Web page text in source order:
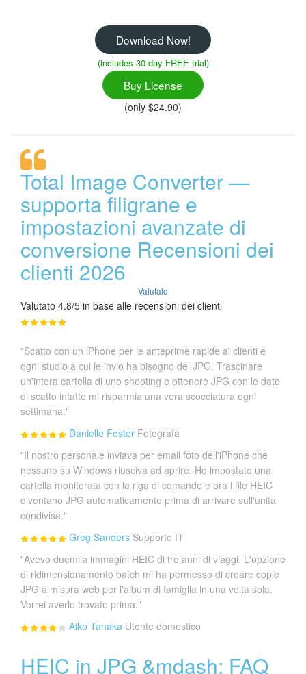
Download Now!
(includes 30 day FREE trial)
Buy License
(only $24.90)
Total Image Converter —
supporta filigrane e
impostazioni avanzate di
conversione Recensioni dei
clienti 2026
Valutalo
Valutato 4.8/5 in base alle recensioni dei clienti
"Scatto con un iPhone per le anteprime rapide ai clienti e
ogni studio a cui le invio ha bisogno del JPG. Trascinare
un'intera cartella di uno shooting e ottenere JPG con le date
di scatto intatte mi risparmia una vera scocciatura ogni
settimana."
Danielle Foster Fotografa
"Il nostro personale inviava per email foto dell'iPhone che
nessuno su Windows riusciva ad aprire. Ho impostato una
cartella monitorata con la riga di comando e ora i file HEIC
diventano JPG automaticamente prima di arrivare sull'unita
condivisa."
Greg Sanders Supporto IT
"Avevo duemila immagini HEIC di tre anni di viaggi. L'opzione
di ridimensionamento batch mi ha permesso di creare copie
JPG a misura web per l'album di famiglia in una volta sola.
Vorrei averlo trovato prima."
Aiko Tanaka Utente domestico
HEIC in JPG &mdash; FAQ